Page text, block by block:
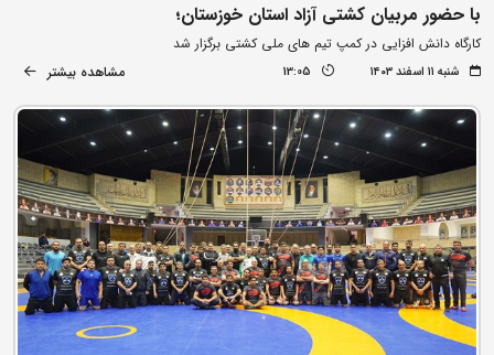
با حضور مربیان کشتی آزاد استان خوزستان؛
کارگاه دانش افزایی در کمپ تیم های ملی کشتی برگزار شد
شنبه ۱۱ اسفند ۱۴۰۳ 13:05 مشاهده بیشتر